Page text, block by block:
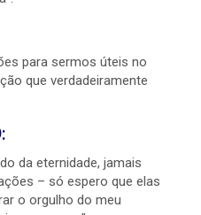
para sermos úteis no
que verdadeiramente
da eternidade, jamais
– só espero que elas
o orgulho do meu